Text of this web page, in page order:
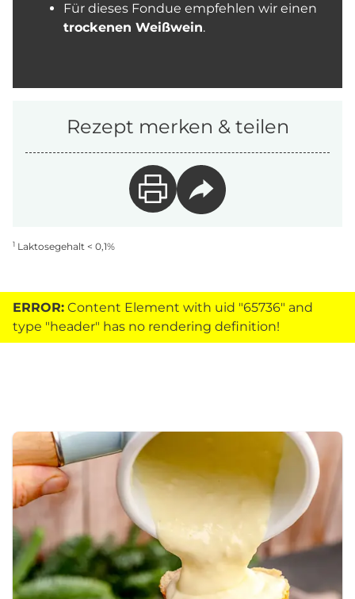
Für dieses Fondue empfehlen wir einen
trockenen Weißwein.
Rezept merken & teilen
1 Laktosegehalt < 0,1%
ERROR: Content Element with uid "65736" and
type "header" has no rendering definition!